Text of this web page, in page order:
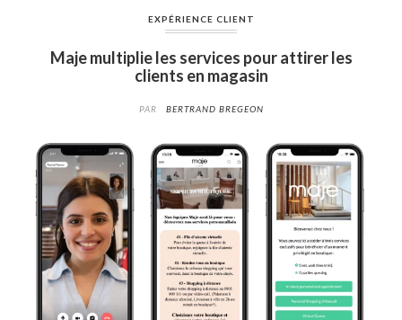
EXPÉRIENCE CLIENT
Maje multiplie les services pour attirer les
clients en magasin
PAR BERTRAND BREGEON